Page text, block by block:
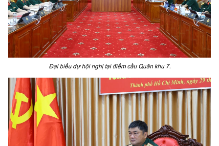
Đại biểu dự hội nghị tại điểm cầu Quân khu 7.